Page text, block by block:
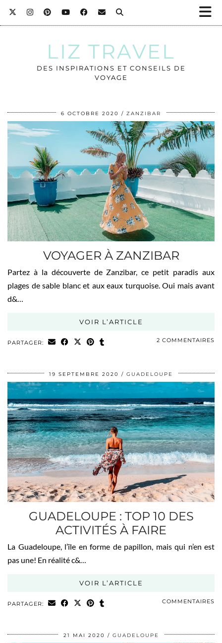
LIZ TRAVEL
DES INSPIRATIONS ET CONSEILS DE
VOYAGE
6 OCTOBRE 2020 ZANZIBAR
VOYAGER À ZANZIBAR
Partez à la découverte de Zanzibar, ce petit paradis aux
plages de sable blanc et aux eaux turquoise. Oui mais avant
d&…
VOIR L’ARTICLE
PARTAGER: 2 COMMENTAIRES
19 SEPTEMBRE 2020 GUADELOUPE
GUADELOUPE : TOP 10 DES
ACTIVITÉS À FAIRE
La Guadeloupe, l’île en forme de papillon, mais qui n’en est
pas une! En réalité c&…
VOIR L’ARTICLE
PARTAGER: COMMENTAIRES
21 MAI 2020 GUADELOUPE